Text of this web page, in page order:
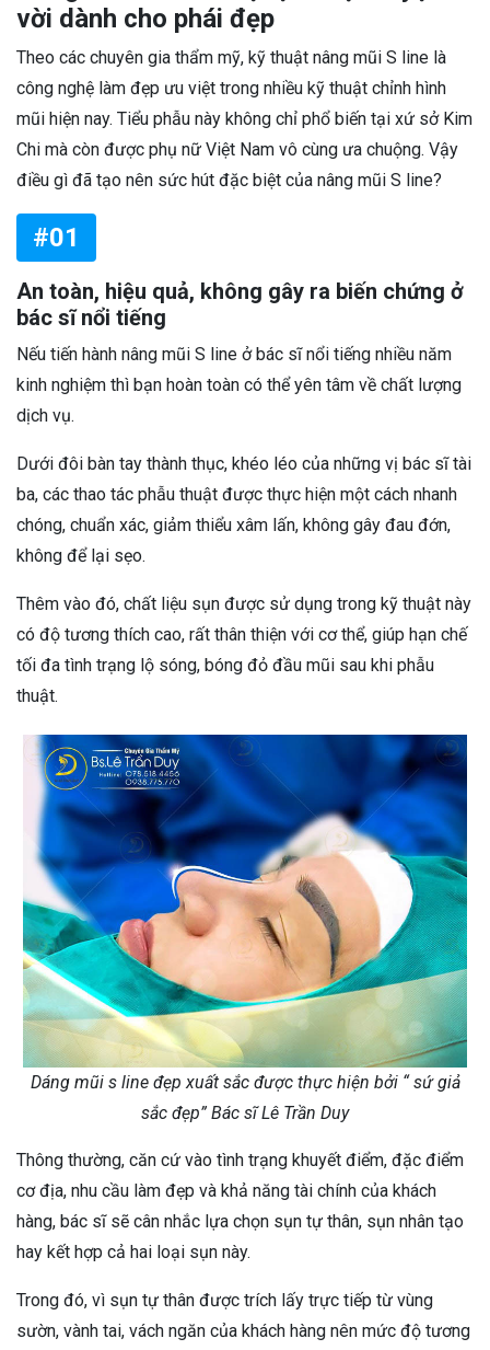
vời dành cho phái đẹp
Theo các chuyên gia thẩm mỹ, kỹ thuật nâng mũi S line là
công nghệ làm đẹp ưu việt trong nhiều kỹ thuật chỉnh hình
mũi hiện nay. Tiểu phẫu này không chỉ phổ biến tại xứ sở Kim
Chi mà còn được phụ nữ Việt Nam vô cùng ưa chuộng. Vậy
điều gì đã tạo nên sức hút đặc biệt của nâng mũi S line?
#01
An toàn, hiệu quả, không gây ra biến chứng ở
bác sĩ nổi tiếng
Nếu tiến hành nâng mũi S line ở bác sĩ nổi tiếng nhiều năm
kinh nghiệm thì bạn hoàn toàn có thể yên tâm về chất lượng
dịch vụ.
Dưới đôi bàn tay thành thục, khéo léo của những vị bác sĩ tài
ba, các thao tác phẫu thuật được thực hiện một cách nhanh
chóng, chuẩn xác, giảm thiểu xâm lấn, không gây đau đớn,
không để lại sẹo.
Thêm vào đó, chất liệu sụn được sử dụng trong kỹ thuật này
có độ tương thích cao, rất thân thiện với cơ thể, giúp hạn chế
tối đa tình trạng lộ sóng, bóng đỏ đầu mũi sau khi phẫu
thuật.
Dáng mũi s line đẹp xuất sắc được thực hiện bởi “ sứ giả
sắc đẹp” Bác sĩ Lê Trần Duy
Thông thường, căn cứ vào tình trạng khuyết điểm, đặc điểm
cơ địa, nhu cầu làm đẹp và khả năng tài chính của khách
hàng, bác sĩ sẽ cân nhắc lựa chọn sụn tự thân, sụn nhân tạo
hay kết hợp cả hai loại sụn này.
Trong đó, vì sụn tự thân được trích lấy trực tiếp từ vùng
sườn, vành tai, vách ngăn của khách hàng nên mức độ tương